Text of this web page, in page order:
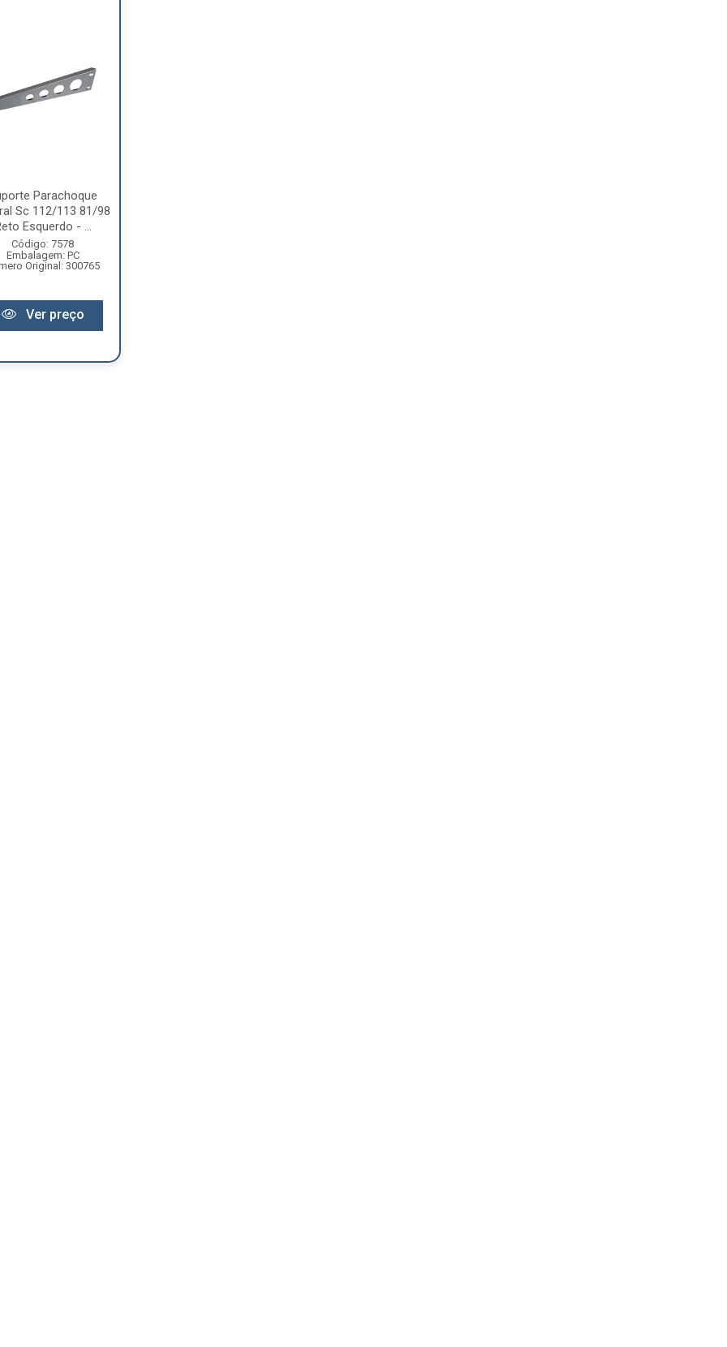
Parachoque
Sc 112/113 81/98
Esquerdo - ...
Código: 7578
Embalagem: PC
Original: 300765
Ver preço